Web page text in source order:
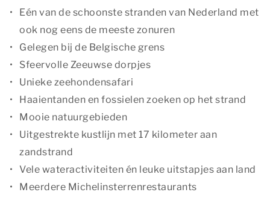
Eén van de schoonste stranden van Nederland met
ook nog eens de meeste zonuren
Gelegen bij de Belgische grens
Sfeervolle Zeeuwse dorpjes
Unieke zeehondensafari
Haaientanden en fossielen zoeken op het strand
Mooie natuurgebieden
Uitgestrekte kustlijn met 17 kilometer aan
zandstrand
Vele wateractiviteiten én leuke uitstapjes aan land
Meerdere Michelinsterrenrestaurants